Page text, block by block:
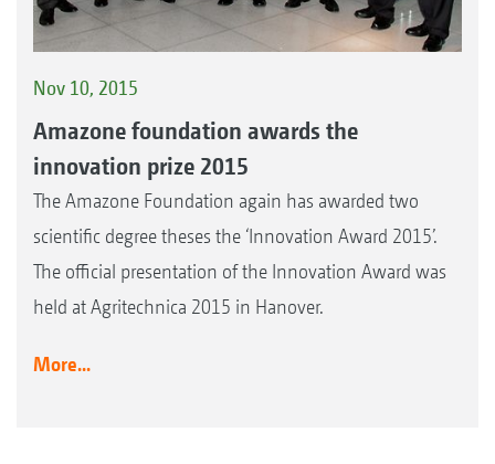
Nov 10, 2015
Amazone foundation awards the
innovation prize 2015
The Amazone Foundation again has awarded two
scientific degree theses the ‘Innovation Award 2015’.
The official presentation of the Innovation Award was
held at Agritechnica 2015 in Hanover.
More...